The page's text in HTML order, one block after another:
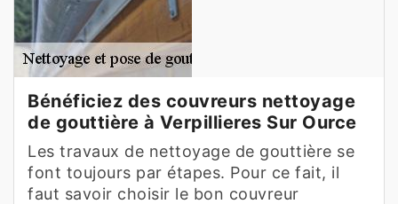
Bénéficiez des couvreurs nettoyage
de gouttière à Verpillieres Sur Ource
Les travaux de nettoyage de gouttière se
font toujours par étapes. Pour ce fait, il
faut savoir choisir le bon couvreur